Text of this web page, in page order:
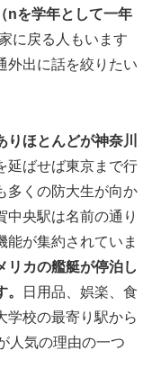
nを学年として一年
に戻る人もいます
外出に話を絞りたい
ほとんどが神奈川
延ばせば東京まで行
多くの防大生が向か
中央駅は名前の通り
能が集約されていま
リカの艦艇が停泊し
日用品、娯楽、食
学校の最寄り駅から
人気の理由の一つ